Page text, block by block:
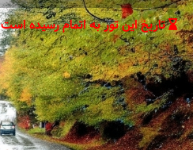
تاریخ این تور به اتمام رسیده است